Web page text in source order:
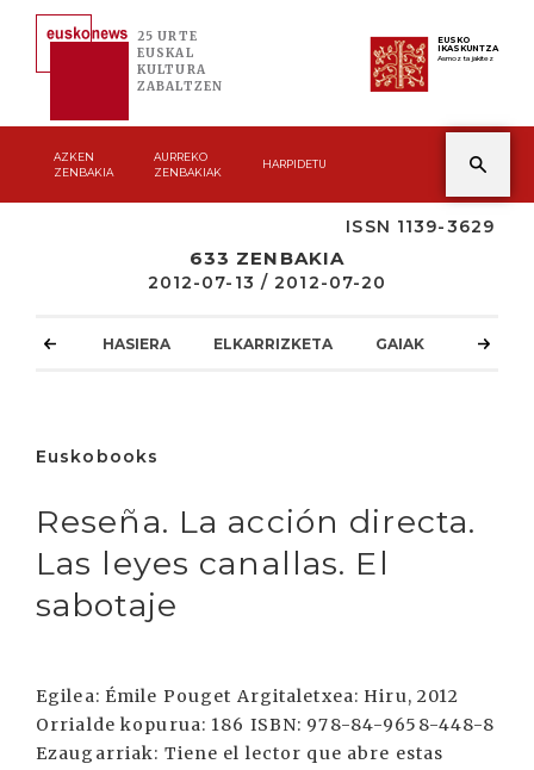
25 URTE
EUSKAL
KULTURA
ZABALTZEN
EUSKO
IKASKUNTZA
Asmoz ta jakitez
AZKEN
ZENBAKIA
AURREKO
ZENBAKIAK
HARPIDETU
ISSN 1139-3629
633 ZENBAKIA
2012-07-13 / 2012-07-20
HASIERA ELKARRIZKETA GAIAK
Euskobooks
Reseña. La acción directa.
Las leyes canallas. El
sabotaje
Egilea: Émile Pouget Argitaletxea: Hiru, 2012
Orrialde kopurua: 186 ISBN: 978-84-9658-448-8
Ezaugarriak: Tiene el lector que abre estas